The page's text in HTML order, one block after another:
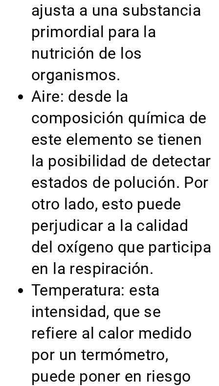
ajusta a una substancia
primordial para la
nutrición de los
organismos.
Aire: desde la
composición química de
este elemento se tienen
la posibilidad de detectar
estados de polución. Por
otro lado, esto puede
perjudicar a la calidad
del oxígeno que participa
en la respiración.
Temperatura: esta
intensidad, que se
refiere al calor medido
por un termómetro,
puede poner en riesgo